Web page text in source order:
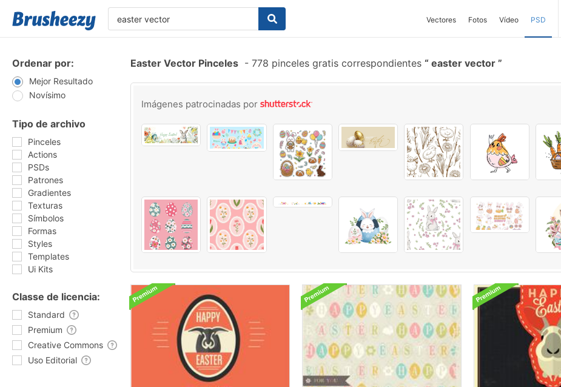
Vectores Fotos Vídeo PSD
Ordenar por:
Mejor Resultado
Novísimo
Tipo de archivo
Pinceles
Actions
PSDs
Patrones
Gradientes
Texturas
Símbolos
Formas
Styles
Templates
Ui Kits
Classe de licencia:
Standard
Premium
Creative Commons
Uso Editorial
Easter Vector Pinceles - 778 pinceles gratis correspondientes easter vector
Imágenes patrocinadas por